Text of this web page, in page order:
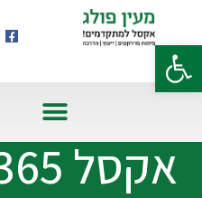
פתח סרגל נגישות
אקסל 365